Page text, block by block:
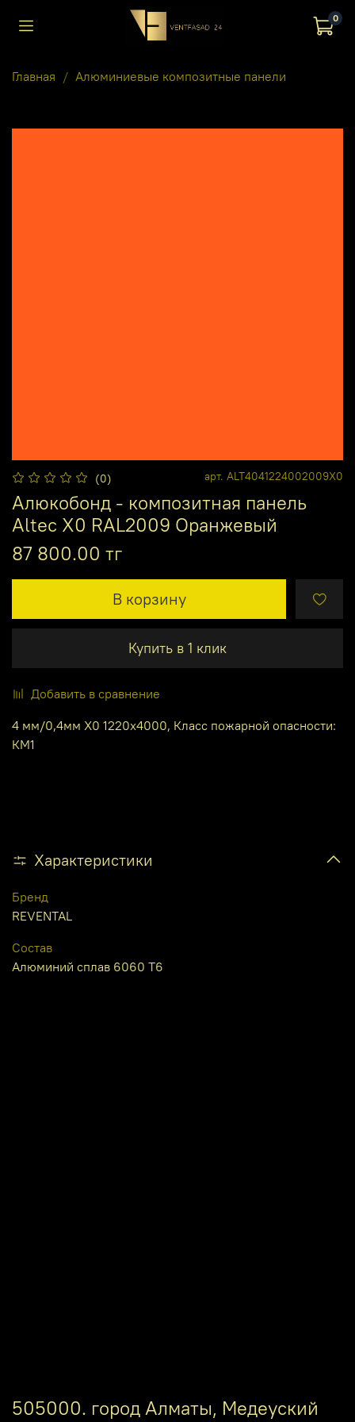
0
Главная Алюминиевые композитные панели
(0) арт. ALT4041224002009X0
Алюкобонд - композитная панель
Altec X0 RAL2009 Оранжевый
87 800.00 тг
В корзину
Купить в 1 клик
Добавить в сравнение
4 мм/0,4мм X0 1220х4000, Класс пожарной опасности:
КМ1
Характеристики
Бренд
REVENTAL
Состав
Алюминий сплав 6060 Т6
505000. город Алматы, Медеуский